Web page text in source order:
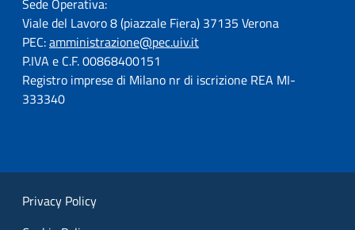
Viale del Lavoro 8 (piazzale Fiera) 37135 Verona
PEC:amministrazione@pec.uiv.it
P.IVA e C.F. 00868400151
Registro imprese di Milano nr di iscrizione REA MI-
333340
Privacy Policy